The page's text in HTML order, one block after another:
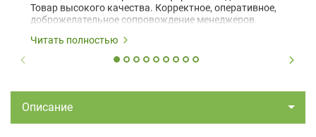
Товар высокого качества. Корректное, оперативное,
доброжелательное сопровождение менеджеров.
Читать полностью
Описание